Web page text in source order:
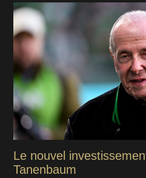
Le nouvel
Tanenbaum